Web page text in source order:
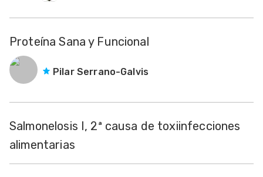
Proteína Sana y Funcional
Pilar Serrano-Galvis
Salmonelosis I, 2ª causa de toxiinfecciones
alimentarias